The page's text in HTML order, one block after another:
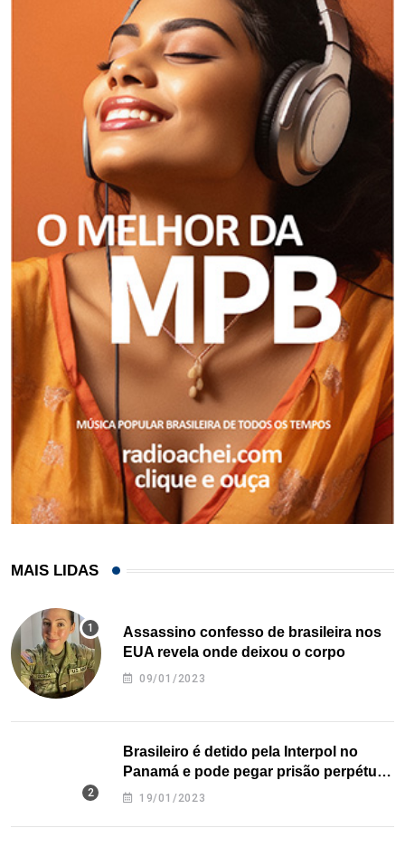
MAIS LIDAS
Assassino confesso de brasileira nos
EUA revela onde deixou o corpo
09/01/2023
Brasileiro é detido pela Interpol no
Panamá e pode pegar prisão perpétua
nos EUA
19/01/2023